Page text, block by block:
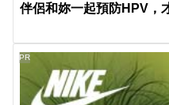
伴侶和妳一起預防HPV，
PR